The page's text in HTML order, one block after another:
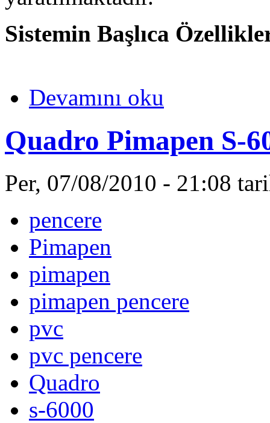
Sistemin Başlıca
Devamını oku
Quadro Pimapen S-
Per, 07/08/2010 - 21:08
pencere
Pimapen
pimapen
pimapen pencere
pvc
pvc pencere
Quadro
s-6000